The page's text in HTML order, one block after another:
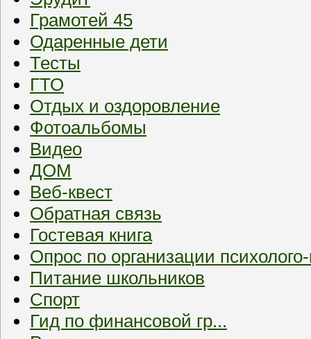
Грамотей 45
Одаренные дети
Тесты
ГТО
Отдых и оздоровление
Фотоальбомы
Видео
ДОМ
Веб-квест
Обратная связь
Гостевая книга
Опрос по организации
Питание школьников
Спорт
Гид по финансовой гр...